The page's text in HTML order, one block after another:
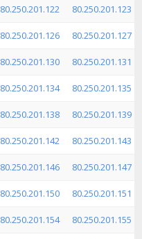
80.250.201.122 80.250.201.123
80.250.201.126 80.250.201.127
80.250.201.130 80.250.201.131
80.250.201.134 80.250.201.135
80.250.201.138 80.250.201.139
80.250.201.142 80.250.201.143
80.250.201.146 80.250.201.147
80.250.201.150 80.250.201.151
80.250.201.154 80.250.201.155